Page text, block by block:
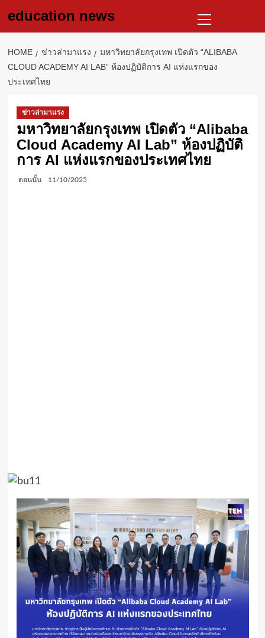
education news
Menu
HOME ข่าวล่ามาแรง
มหาวิทยาลัยกรุงเทพ เปิดตัว “ALIBABA
CLOUD ACADEMY AI LAB” ห้องปฏิบัติการ AI แห่งแรกของ
ประเทศไทย
ข่าวล่ามาแรง
มหาวิทยาลัยกรุงเทพ เปิดตัว “Alibaba
Cloud Academy AI Lab” ห้องปฏิบัติ
การ AI แห่งแรกของประเทศไทย
ตอนนั้น 11/10/2025